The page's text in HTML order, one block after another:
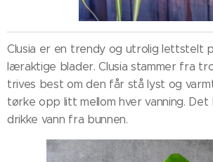
Clusia er en trendy og utrolig lettstelt
læraktige blader. Clusia stammer fra
trives best om den får stå lyst og
tørke opp litt mellom hver vanning.
drikke vann fra bunnen.